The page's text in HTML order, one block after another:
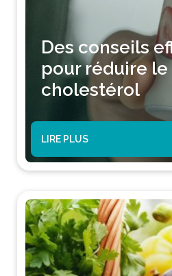
Des conseils
pour réduire le
cholestérol
LIRE PLUS